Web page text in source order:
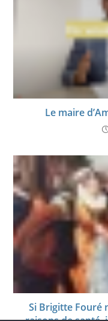
Le maire
Si Brigitte Fouré